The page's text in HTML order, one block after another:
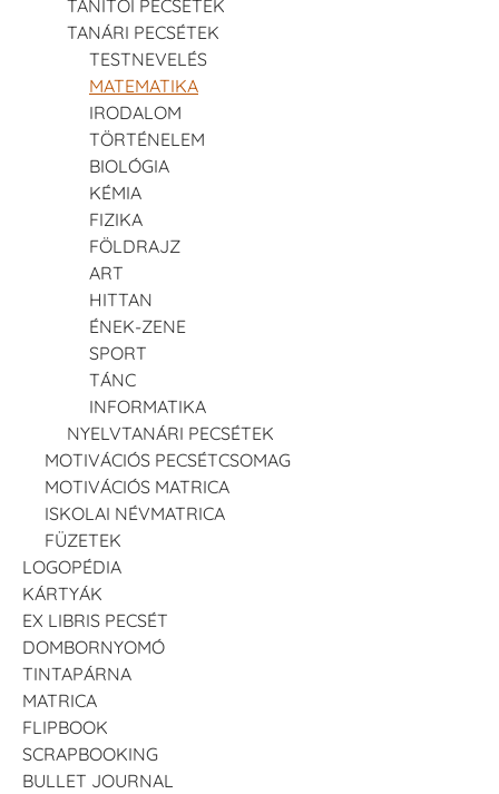
TANÍTÓI PECSÉTEK
TANÁRI PECSÉTEK
TESTNEVELÉS
MATEMATIKA
IRODALOM
TÖRTÉNELEM
BIOLÓGIA
KÉMIA
FIZIKA
FÖLDRAJZ
ART
HITTAN
ÉNEK-ZENE
SPORT
TÁNC
INFORMATIKA
NYELVTANÁRI PECSÉTEK
MOTIVÁCIÓS PECSÉTCSOMAG
MOTIVÁCIÓS MATRICA
ISKOLAI NÉVMATRICA
FÜZETEK
LOGOPÉDIA
KÁRTYÁK
EX LIBRIS PECSÉT
DOMBORNYOMÓ
TINTAPÁRNA
MATRICA
FLIPBOOK
SCRAPBOOKING
BULLET JOURNAL